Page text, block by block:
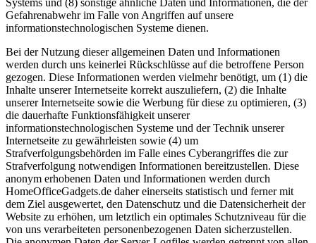
Gefahrenabwehr im Falle von Angriffen auf unsere
informationstechnologischen Systeme dienen.
Bei der Nutzung dieser allgemeinen Daten und Informationen
werden durch uns keinerlei Rückschlüsse auf die betroffene Person
gezogen. Diese Informationen werden vielmehr benötigt, um (1) die
Inhalte unserer Internetseite korrekt auszuliefern, (2) die Inhalte
unserer Internetseite sowie die Werbung für diese zu optimieren, (3)
die dauerhafte Funktionsfähigkeit unserer
informationstechnologischen Systeme und der Technik unserer
Internetseite zu gewährleisten sowie (4) um
Strafverfolgungsbehörden im Falle eines Cyberangriffes die zur
Strafverfolgung notwendigen Informationen bereitzustellen. Diese
anonym erhobenen Daten und Informationen werden durch
HomeOfficeGadgets.de daher einerseits statistisch und ferner mit
dem Ziel ausgewertet, den Datenschutz und die Datensicherheit der
Website zu erhöhen, um letztlich ein optimales Schutzniveau für die
von uns verarbeiteten personenbezogenen Daten sicherzustellen.